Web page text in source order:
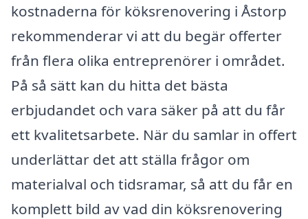
kostnaderna för köksrenovering i Åstorp
rekommenderar vi att du begär offerter
från flera olika entreprenörer i området.
På så sätt kan du hitta det bästa
erbjudandet och vara säker på att du får
ett kvalitetsarbete. När du samlar in offert
underlättar det att ställa frågor om
materialval och tidsramar, så att du får en
komplett bild av vad din köksrenovering